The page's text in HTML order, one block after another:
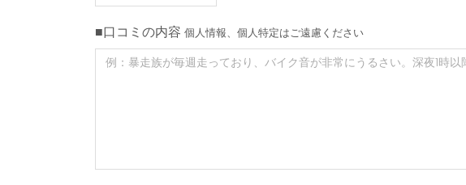
■口コミの内容 個人情報、個人特定はご遠慮ください